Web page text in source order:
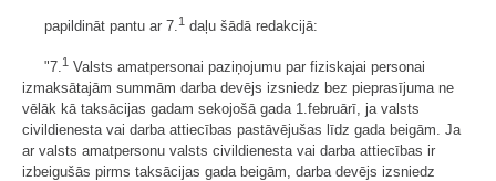
papildināt pantu ar 7.1 daļu šādā redakcijā:
"7.1 Valsts amatpersonai paziņojumu par fiziskajai personai
izmaksātajām summām darba devējs izsniedz bez pieprasījuma ne
vēlāk kā taksācijas gadam sekojošā gada 1.februārī, ja valsts
civildienesta vai darba attiecības pastāvējušas līdz gada beigām. Ja
ar valsts amatpersonu valsts civildienesta vai darba attiecības ir
izbeigušās pirms taksācijas gada beigām, darba devējs izsniedz